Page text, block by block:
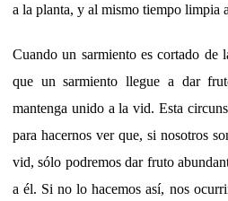
a la planta, y al mismo tiempo limpia
Cuando un sarmiento es cortado de
que un sarmiento llegue a dar
mantenga unido a la vid. Esta
para hacernos ver que, si nosotros
vid, sólo podremos dar fruto
a él. Si no lo hacemos así, nos